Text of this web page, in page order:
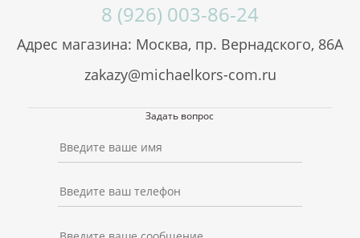
8 (926) 003-86-24
Адрес магазина: Москва, пр. Вернадского, 86А
zakazy@michaelkors-com.ru
Задать вопрос